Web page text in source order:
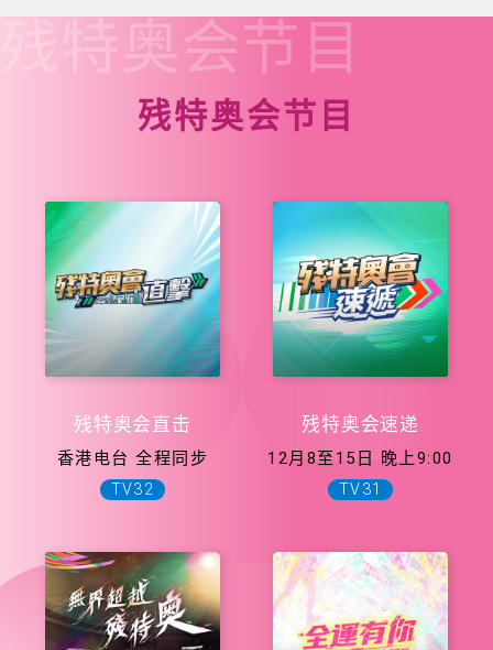
残特奥会节目
残特奥会节目
残特奥会直击
香港电台 全程同步
TV32
残特奥会速递
12月8至15日 晚上9:00
TV31